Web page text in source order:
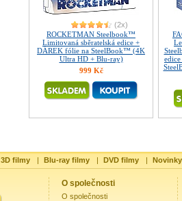
(2x)
ROCKETMAN Steelbook™
Limitovaná sběratelská edice +
DÁREK fólie na SteelBook™ (4K
Ultra HD + Blu-ray)
999 Kč
3D filmy | Blu-ray filmy | DVD filmy |
O společnosti
O společnosti